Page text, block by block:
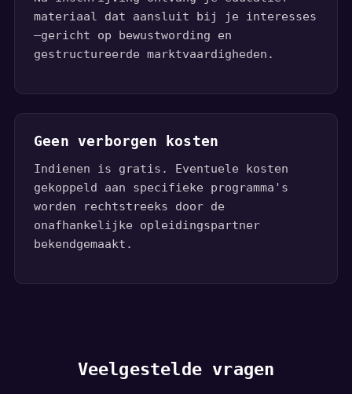
materiaal dat aansluit bij je interesses
—gericht op bewustwording en
gestructureerde marktvaardigheden.
Geen verborgen kosten
Indienen is gratis. Eventuele kosten
gekoppeld aan specifieke programma's
worden rechtstreeks door de
onafhankelijke opleidingspartner
bekendgemaakt.
Veelgestelde vragen